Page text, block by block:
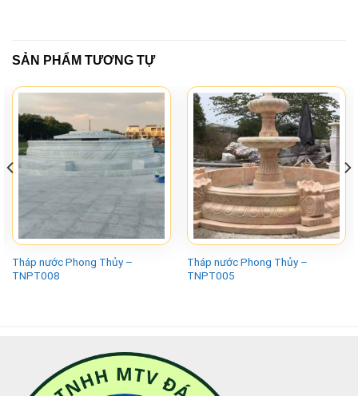
SẢN PHẨM TƯƠNG TỰ
Tháp nước Phong Thủy –
TNPT008
Tháp nước Phong Thủy –
TNPT005